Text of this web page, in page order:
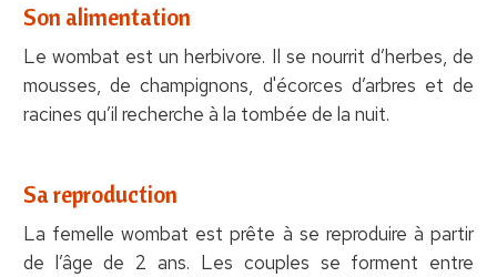
Son alimentation
Le wombat est un herbivore. Il se nourrit d’herbes, de
mousses, de champignons, d'écorces d’arbres et de
racines qu’il recherche à la tombée de la nuit.
Sa reproduction
La femelle wombat est prête à se reproduire à partir
de l’âge de 2 ans. Les couples se forment entre